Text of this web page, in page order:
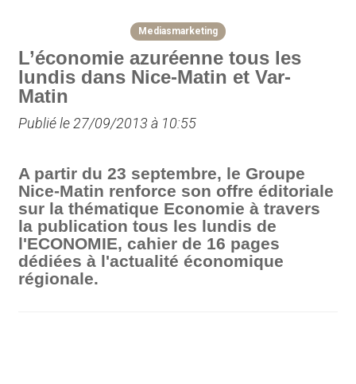
Mediasmarketing
L’économie azuréenne tous les
lundis dans Nice-Matin et Var-
Matin
Publié le 27/09/2013 à 10:55
A partir du 23 septembre, le Groupe
Nice-Matin renforce son offre éditoriale
sur la thématique Economie à travers
la publication tous les lundis de
l'ECONOMIE, cahier de 16 pages
dédiées à l'actualité économique
régionale.